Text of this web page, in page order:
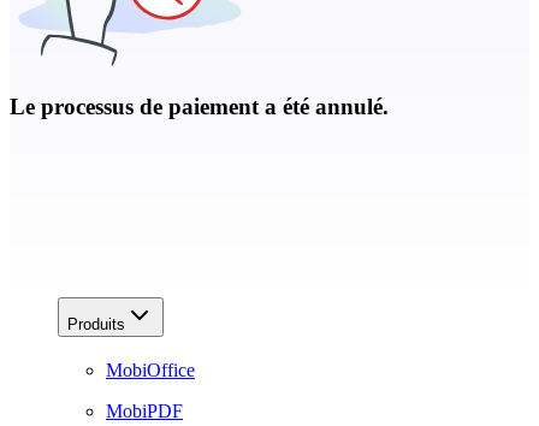
Le processus de paiement a été annulé.
Produits
MobiOffice
MobiPDF